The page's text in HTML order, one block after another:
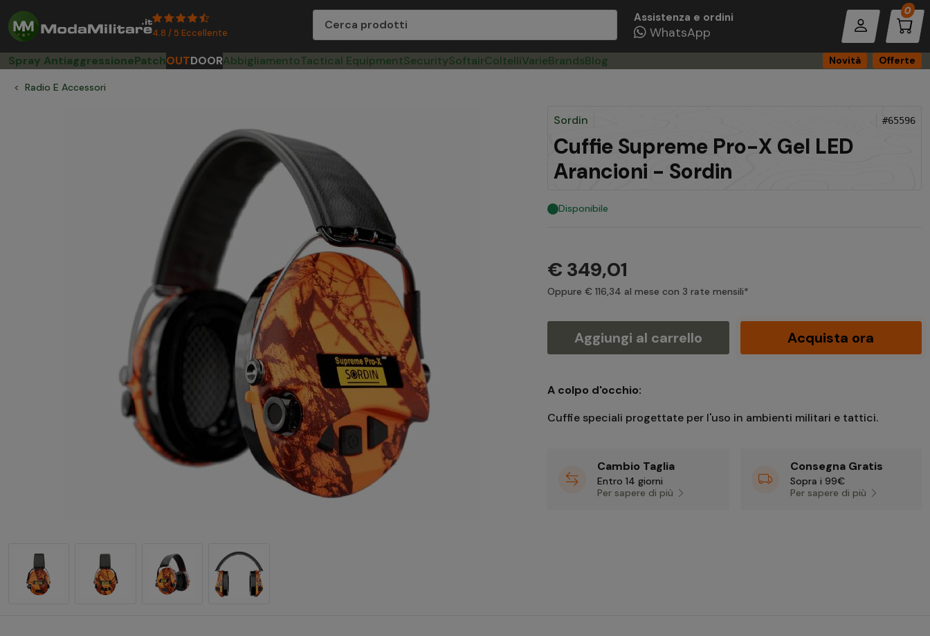
4.8 / 5 Eccellente
Assistenza e ordini
WhatsApp
0
Spray AntiaggressionePatchOUTDOORAbbigliamentoTactical EquipmentSecuritySoftairColtelliVarieBrandsBlog Novità Offerte
Radio E Accessori
Sordin #65596
Cuffie Supreme Pro-X Gel LED
Arancioni - Sordin
Disponibile
€ 349,01
Oppure € 116,34 al mese con 3 rate mensili*
Aggiungi al carrello Acquista ora
A colpo d'occhio:
Cuffie speciali progettate per l'uso in ambienti militari e tattici.
Cambio Taglia
Entro 14 giorni
Per sapere di più
Consegna Gratis
Sopra i 99€
Per sapere di più